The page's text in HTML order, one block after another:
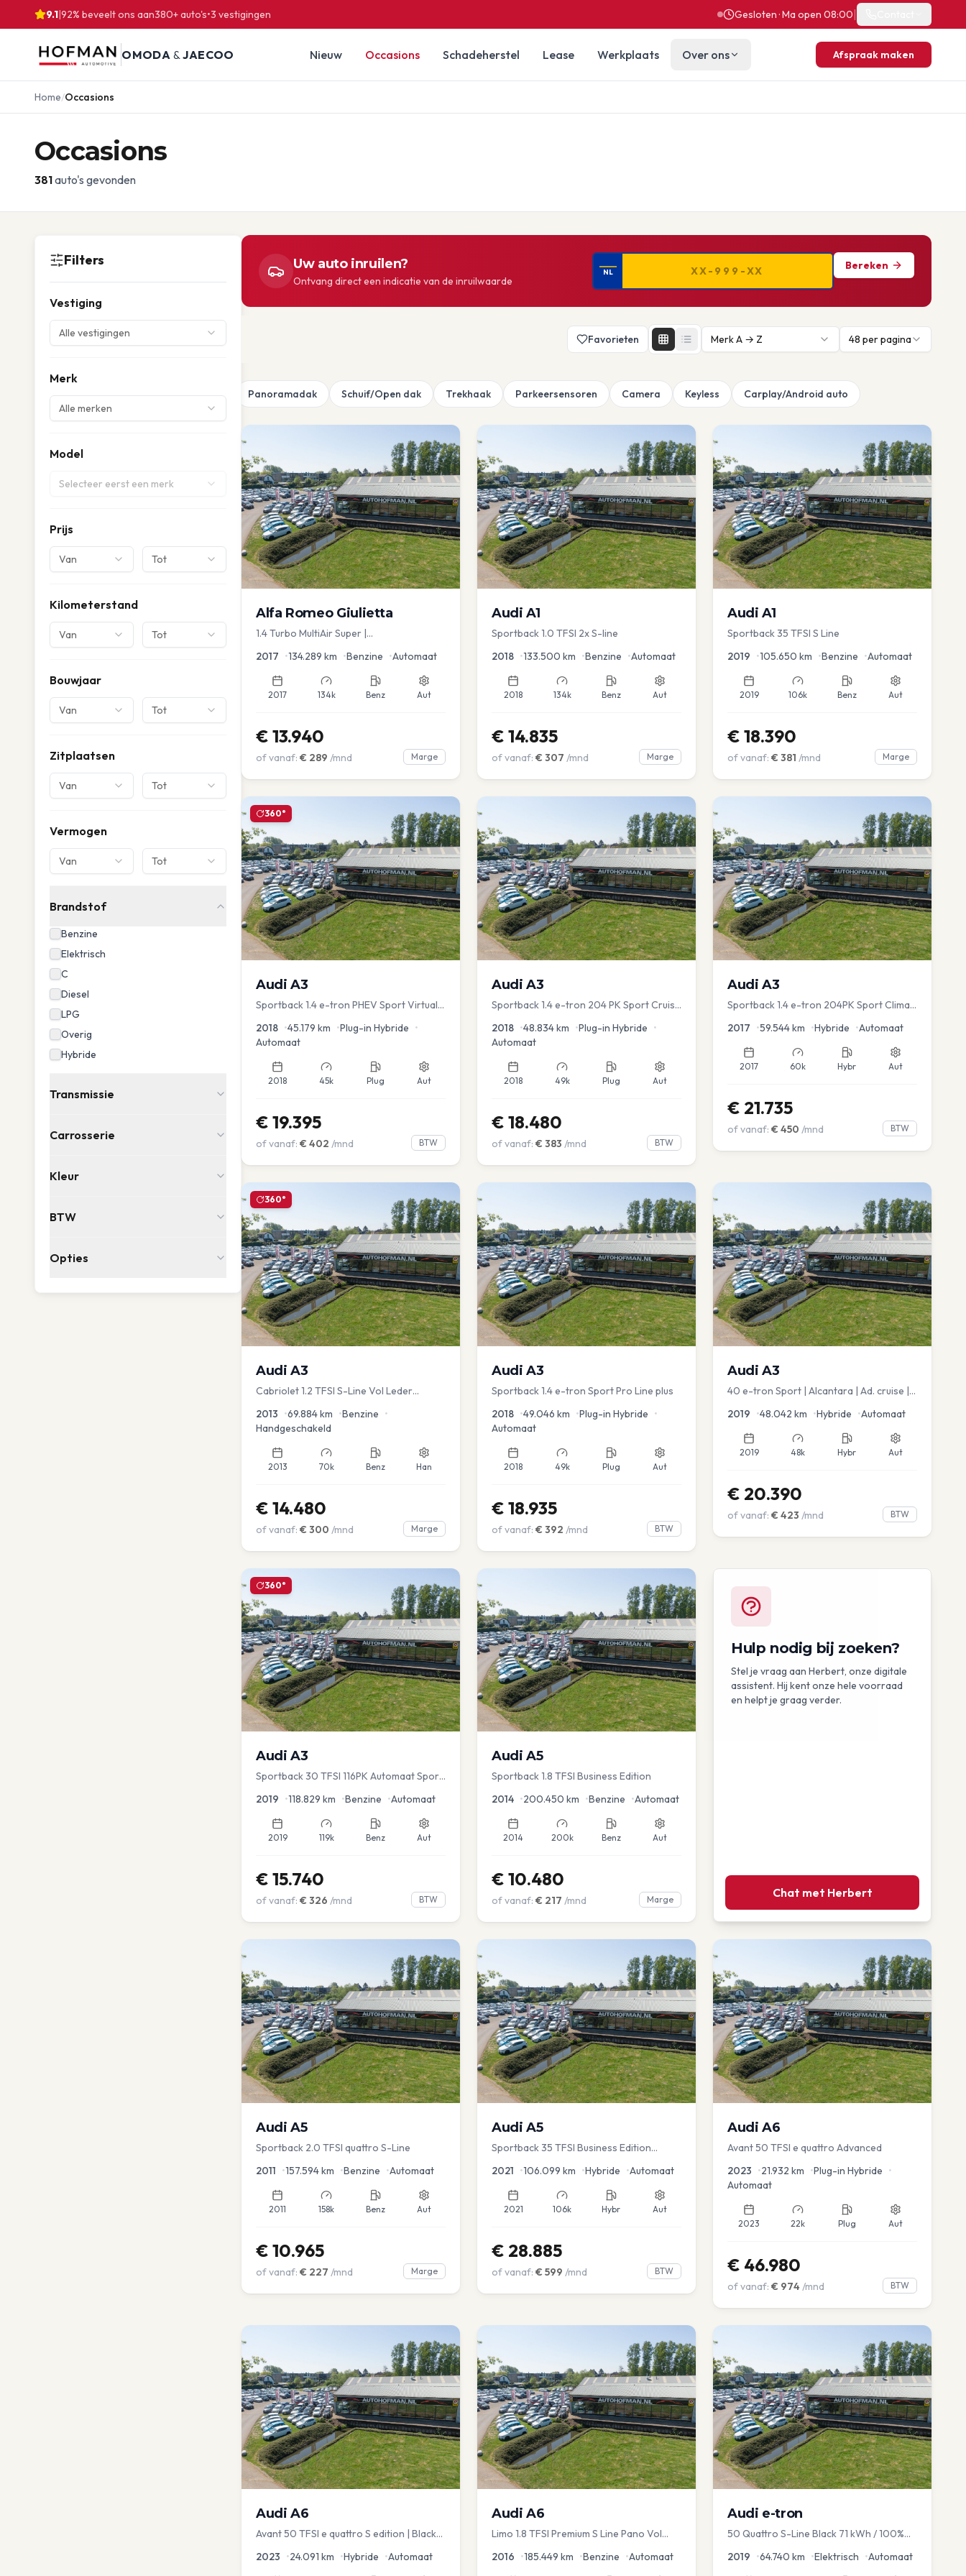
9.1|92% beveelt ons aan380+ auto's•3 vestigingen Gesloten · Ma open 08:00
OMODA &JAECOO Nieuw Occasions Schadeherstel Lease Werkplaats Over ons Afspraak maken
Home/Occasions
Occasions
381auto's gevonden
Filters
Vestiging
Alle vestigingen
Merk
Alle merken
Model
Selecteer eerst een merk
Prijs
Van Tot
Kilometerstand
Van Tot
Bouwjaar
Van Tot
Zitplaatsen
Van Tot
Vermogen
Van Tot
Brandstof
Benzine
Elektrisch
C
Diesel
LPG
Overig
Hybride
Transmissie
Carrosserie
Kleur
BTW
Opties
Uw auto inruilen?
Ontvang direct een indicatie van de inruilwaarde
NL
Bereken
Favorieten Merk A → Z 48 per pagina
Panoramadak Schuif/Open dak Trekhaak Parkeersensoren Camera Keyless Carplay/Android auto
Alfa Romeo Giulietta
1.4 Turbo MultiAir Super |
2017 •134.289 km •Benzine •Automaat
2017 134k Benz Aut
€ 13.940
of vanaf: € 289 /mnd Marge
Audi A1
Sportback 1.0 TFSI 2x S-line
2018 •133.500 km •Benzine •Automaat
2018 134k Benz Aut
€ 14.835
of vanaf: € 307 /mnd Marge
Audi A1
Sportback 35 TFSI S Line
2019 •105.650 km •Benzine •Automaat
2019 106k Benz Aut
€ 18.390
of vanaf: € 381 /mnd Marge
360°
Audi A3
Sportback 1.4 e-tron PHEV Sport Virtual
2018 •45.179 km •Plug-in Hybride •
Automaat
2018 45k Plug Aut
€ 19.395
of vanaf: € 402 /mnd BTW
Audi A3
Sportback 1.4 e-tron 204 PK Sport Cruise
2018 •48.834km •Plug-in Hybride •
Automaat
2018 49k Plug Aut
€ 18.480
of vanaf: € 383 /mnd BTW
Audi A3
Sportback 1.4 e-tron 204PK Sport Clima
2017 •59.544km •Hybride •Automaat
2017 60k Hybr Aut
€ 21.735
of vanaf: € 450 /mnd BTW
360°
Audi A3
Cabriolet 1.2 TFSI S-Line Vol Leder
2013 •69.884km •Benzine •
Handgeschakeld
2013 70k Benz Han
€ 14.480
of vanaf: € 300 /mnd Marge
Audi A3
Sportback 1.4 e-tron Sport Pro Line plus
2018 •49.046 km •Plug-in Hybride •
Automaat
2018 49k Plug Aut
€ 18.935
of vanaf: € 392 /mnd BTW
Audi A3
40 e-tron Sport | Alcantara | Ad. cruise |
2019 •48.042 km •Hybride •Automaat
2019 48k Hybr Aut
€ 20.390
of vanaf: € 423 /mnd BTW
360°
Audi A3
Sportback 30 TFSI 116PK Automaat Sport
2019 •118.829 km •Benzine •Automaat
2019 119k Benz Aut
€ 15.740
of vanaf: € 326 /mnd BTW
Audi A5
Sportback 1.8 TFSI Business Edition
2014 •200.450 km •Benzine •Automaat
2014 200k Benz Aut
€ 10.480
of vanaf: € 217 /mnd Marge
Hulp nodig bij zoeken?
Stel je vraag aan Herbert, onze digitale
assistent. Hij kent onze hele voorraad
en helpt je graag verder.
Chat met Herbert
Audi A5
Sportback 2.0 TFSI quattro S-Line
2011 •157.594km •Benzine •Automaat
2011 158k Benz Aut
€ 10.965
of vanaf: € 227 /mnd Marge
Audi A5
Sportback 35 TFSI Business Edition
2021 •106.099 km •Hybride •Automaat
2021 106k Hybr Aut
€ 28.885
of vanaf: € 599 /mnd BTW
Audi A6
Avant 50 TFSI e quattro Advanced
2023 •21.932 km •Plug-in Hybride •
Automaat
2023 22k Plug Aut
€ 46.980
of vanaf: € 974 /mnd BTW
Audi A6
Avant 50 TFSI e quattro S edition | Black
Virtual
2023 •24.091 km •Hybride •Automaat
Audi A6
Limo 1.8 TFSI Premium S Line Pano Vol
aKlep
2016 •185.449 km •Benzine •Automaat
Audi e-tron
50 Quattro S-Line Black 71 kWh / 100%
2019 •64.740 km •Elektrisch •Automaat